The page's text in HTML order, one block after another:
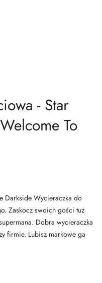
- Star
To
Darkside Wycieraczka do
Zaskocz swoich gości tuż
Dobra wycieraczka
firmie. Lubisz markowe ga